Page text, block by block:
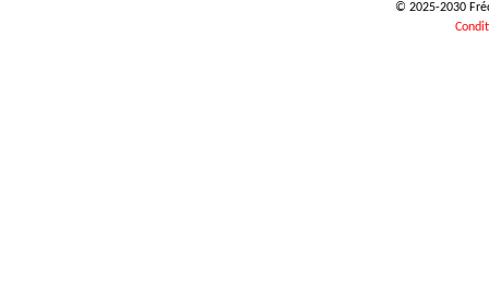
© 2025-2030